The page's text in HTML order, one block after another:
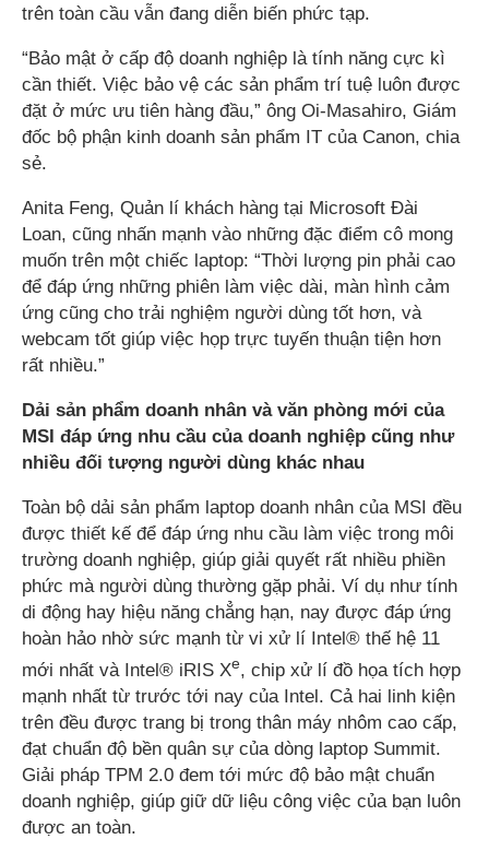
trên toàn cầu vẫn đang diễn biến phức tạp.
“Bảo mật ở cấp độ doanh nghiệp là tính năng cực kì
cần thiết. Việc bảo vệ các sản phẩm trí tuệ luôn được
đặt ở mức ưu tiên hàng đầu,” ông Oi-Masahiro, Giám
đốc bộ phận kinh doanh sản phẩm IT của Canon, chia
sẻ.
Anita Feng, Quản lí khách hàng tại Microsoft Đài
Loan, cũng nhấn mạnh vào những đặc điểm cô mong
muốn trên một chiếc laptop: “Thời lượng pin phải cao
để đáp ứng những phiên làm việc dài, màn hình cảm
ứng cũng cho trải nghiệm người dùng tốt hơn, và
webcam tốt giúp việc họp trực tuyến thuận tiện hơn
rất nhiều.”
Dải sản phẩm doanh nhân và văn phòng mới của
MSI đáp ứng nhu cầu của doanh nghiệp cũng như
nhiều đối tượng người dùng khác nhau
Toàn bộ dải sản phẩm laptop doanh nhân của MSI đều
được thiết kế để đáp ứng nhu cầu làm việc trong môi
trường doanh nghiệp, giúp giải quyết rất nhiều phiền
phức mà người dùng thường gặp phải. Ví dụ như tính
di động hay hiệu năng chẳng hạn, nay được đáp ứng
hoàn hảo nhờ sức mạnh từ vi xử lí Intel® thế hệ 11
mới nhất và Intel® iRIS Xe, chip xử lí đồ họa tích hợp
mạnh nhất từ trước tới nay của Intel. Cả hai linh kiện
trên đều được trang bị trong thân máy nhôm cao cấp,
đạt chuẩn độ bền quân sự của dòng laptop Summit.
Giải pháp TPM 2.0 đem tới mức độ bảo mật chuẩn
doanh nghiệp, giúp giữ dữ liệu công việc của bạn luôn
được an toàn.